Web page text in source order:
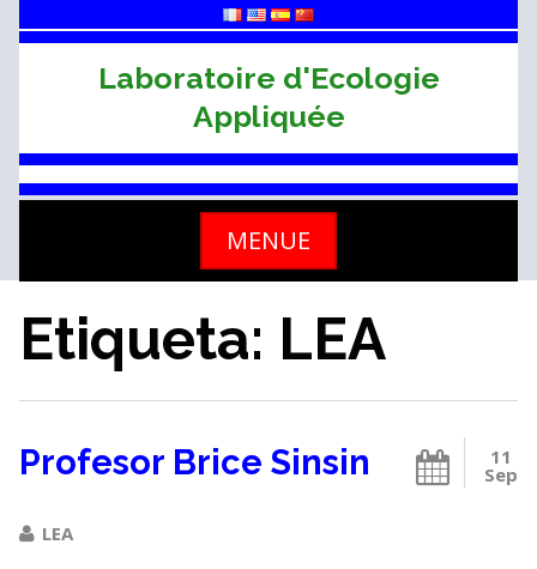
to
Laboratoire d'Ecologie
Appliquée
MENUE
Etiqueta: LEA
11
Sep
Profesor Brice Sinsin
LEA